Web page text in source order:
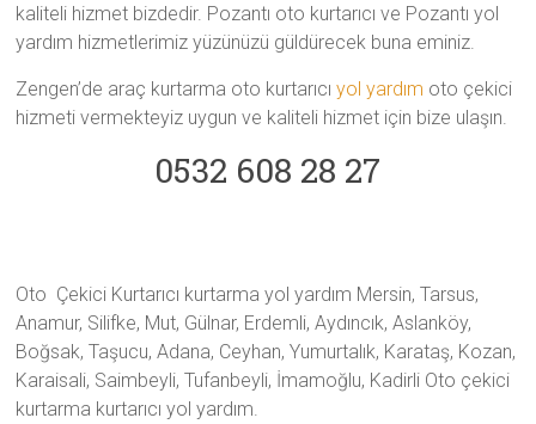
kaliteli hizmet bizdedir. Pozantı oto kurtarıcı ve Pozantı yol
yardım hizmetlerimiz yüzünüzü güldürecek buna eminiz.
Zengen’de araç kurtarma oto kurtarıcıyol yardım oto çekici
hizmeti vermekteyiz uygun ve kaliteli hizmet için bize ulaşın.
0532 608 28 27
Oto Çekici Kurtarıcı kurtarma yol yardım Mersin, Tarsus,
Anamur, Silifke, Mut, Gülnar, Erdemli, Aydıncık, Aslanköy,
Boğsak, Taşucu, Adana, Ceyhan, Yumurtalık, Karataş, Kozan,
Karaisali, Saimbeyli, Tufanbeyli, İmamoğlu, Kadirli Oto çekici
kurtarma kurtarıcı yol yardım.